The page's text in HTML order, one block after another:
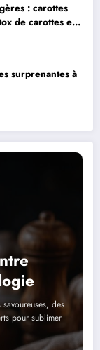
: carottes
de carottes et
surprenantes à
des
pour sublimer